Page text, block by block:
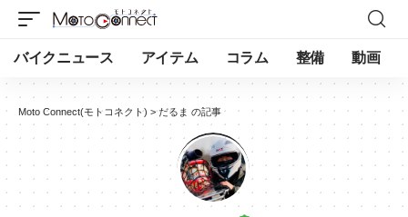
バイクニュース アイテム コラム 整備 動画
Moto Connect(モトコネクト) >だるま の記事